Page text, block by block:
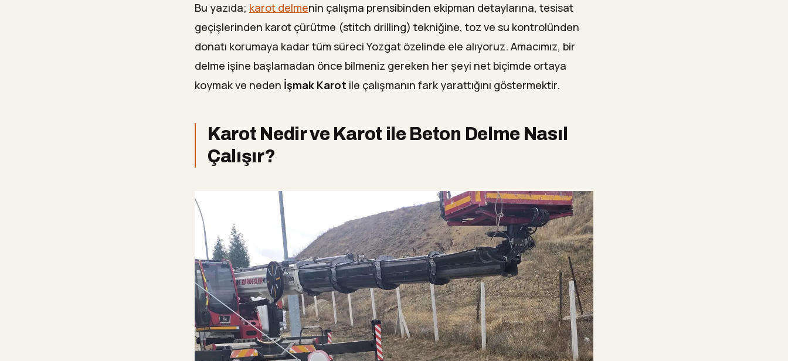
Karot çürütme ile duvarda kapı boşluğu açılabilir mi?
— Yozgat'ta karot hizmeti ne kadar sürede tamamlanır?
13 Hemen Ücretsiz Keşif İçin İletişime Geçin
Bu yazıda; karot delmenin çalışma prensibinden ekipman detaylarına, tesisat
geçişlerinden karot çürütme (stitch drilling) tekniğine, toz ve su kontrolünden
donatı korumaya kadar tüm süreci Yozgat özelinde ele alıyoruz. Amacımız, bir
delme işine başlamadan önce bilmeniz gereken her şeyi net biçimde ortaya
koymak ve neden İşmak Karot ile çalışmanın fark yarattığını göstermektir.
Karot Nedir ve Karot ile Beton Delme Nasıl
Çalışır?